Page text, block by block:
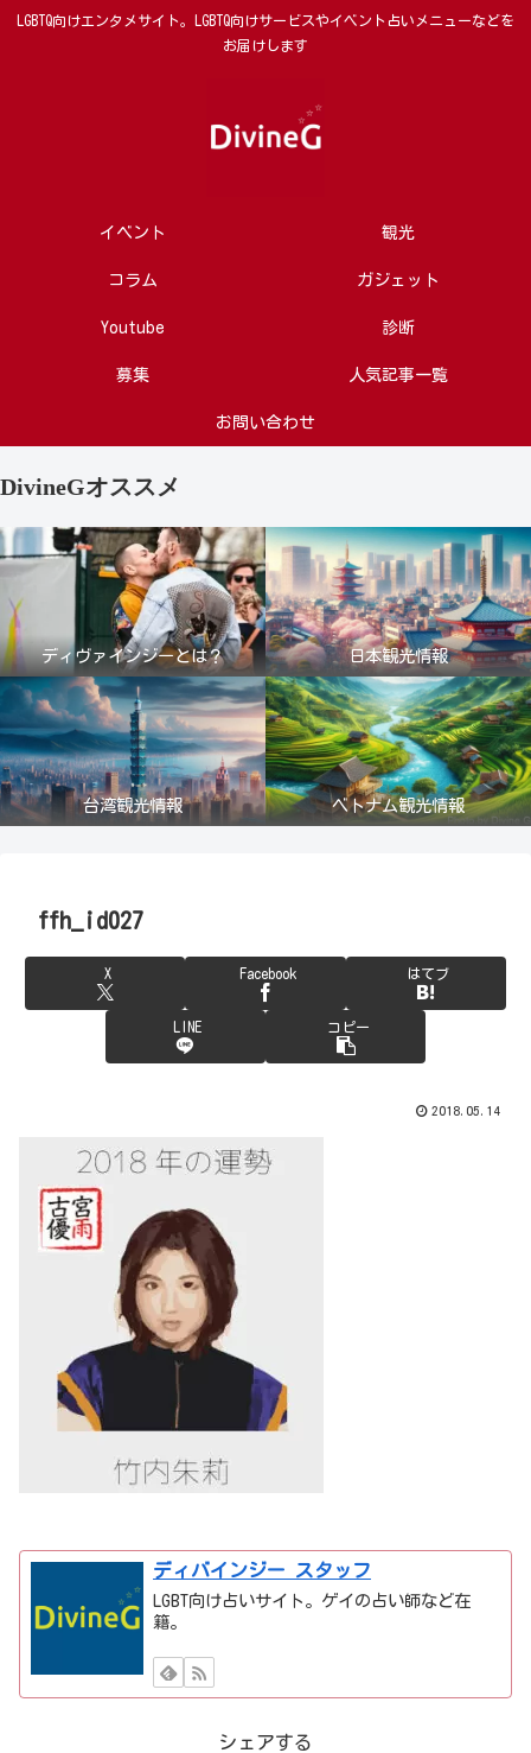
LGBTQ向けエンタメサイト。LGBTQ向けサービスやイベント占いメニューなどを
お届けします
イベント 観光
コラム ガジェット
Youtube 診断
募集 人気記事一覧
お問い合わせ
DivineGオススメ
ディヴァインジーとは？ 日本観光情報
台湾観光情報 ベトナム観光情報
ffh_id027
X Facebook はてブ
LINE コピー
2018.05.14
ディバインジー スタッフ
LGBT向け占いサイト。ゲイの占い師など在
籍。
シェアする